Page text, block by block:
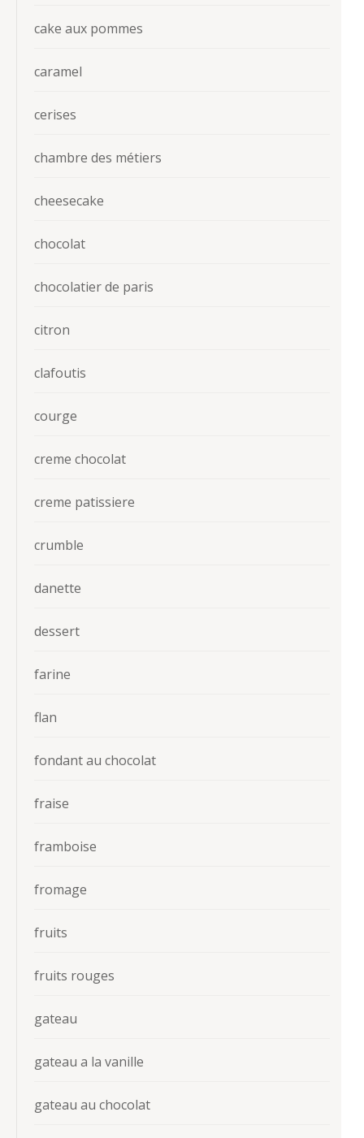
cake aux pommes
caramel
cerises
chambre des métiers
cheesecake
chocolat
chocolatier de paris
citron
clafoutis
courge
creme chocolat
creme patissiere
crumble
danette
dessert
farine
flan
fondant au chocolat
fraise
framboise
fromage
fruits
fruits rouges
gateau
gateau a la vanille
gateau au chocolat